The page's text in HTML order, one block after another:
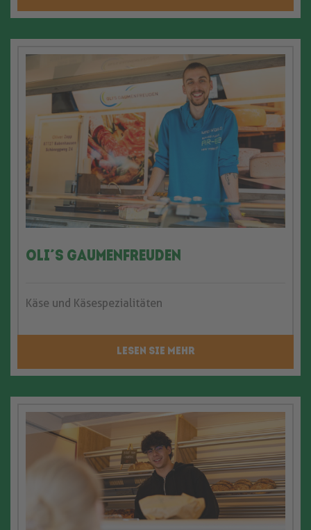
Oli´s Gaumenfreuden
Käse und Käsespezialitäten
LESEN SIE MEHR